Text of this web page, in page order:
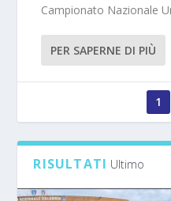
Campionato Nazionale
PER SAPERNE DI PIÙ
1
RISULTATI Ultimo